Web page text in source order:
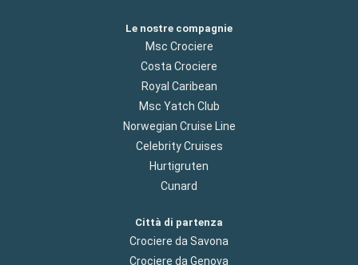
Le nostre compagnie
Msc Crociere
Costa Crociere
Royal Caribean
Msc Yatch Club
Norwegian Cruise Line
Celebrity Cruises
Hurtigruten
Cunard
Città di partenza
Crociere da Savona
Crociere da Genova